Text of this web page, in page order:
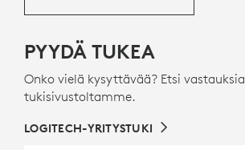
PYYDÄ TUKEA
Onko vielä kysyttävää? Etsi vastauksia
tukisivustoltamme.
LOGITECH-YRITYSTUKI